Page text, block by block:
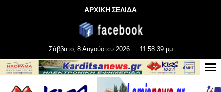
ΑΡΧΙΚΗ ΣΕΛΙΔΑ
Σάββατο, 8 Αυγούστου 2026 11:58:40 μμ